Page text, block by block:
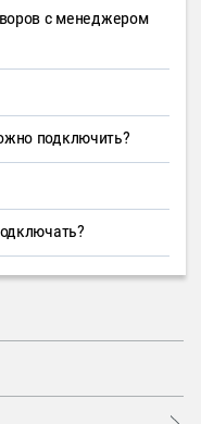
с менеджером
подключить?